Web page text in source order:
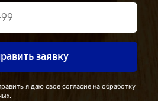
заявку
я даю свое согласие на обработку
.